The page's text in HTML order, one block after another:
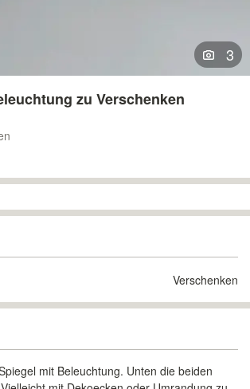
3
zu Verschenken
Verschenken
mit Beleuchtung. Unten die beiden